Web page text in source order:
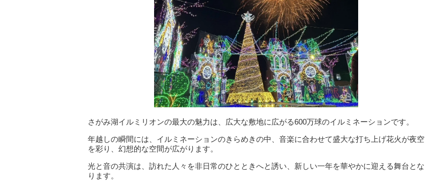
さがみ湖イルミリオンの最大の魅力は、広大な敷地に広がる600万球のイルミネーションです。
年越しの瞬間には、イルミネーションのきらめきの中、音楽に合わせて盛大な打ち上げ花火が夜空
を彩り、幻想的な空間が広がります。
光と音の共演は、訪れた人々を非日常のひとときへと誘い、新しい一年を華やかに迎える舞台とな
ります。